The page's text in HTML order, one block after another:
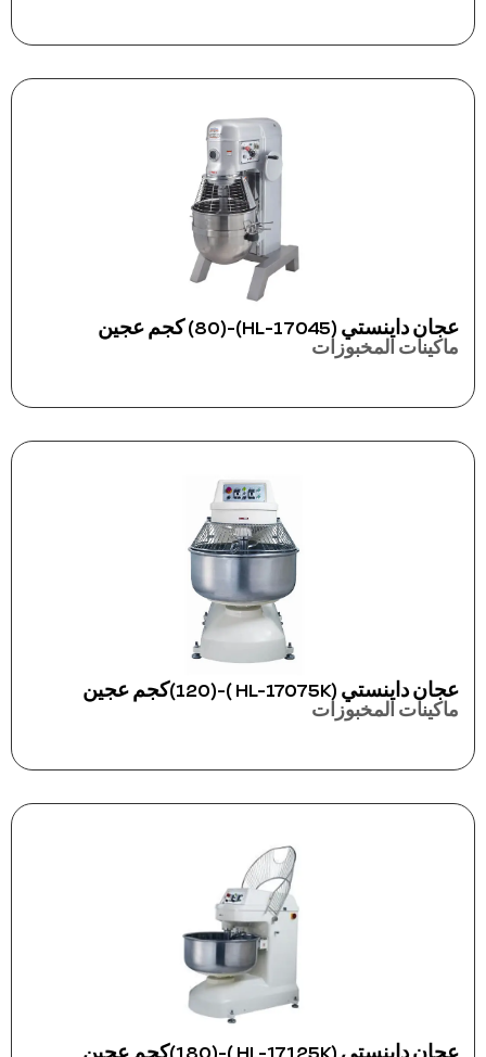
عجان داينستي (17045-HL)-(80) كجم عجين
ماكينات المخبوزات
عجان داينستي (HL-17075K )-(120)كجم عجين
ماكينات المخبوزات